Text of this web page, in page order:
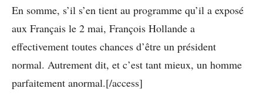
En somme, s’il s’en tient au programme qu’il a exposé
aux Français le 2 mai, François Hollande a
effectivement toutes chances d’être un président
normal. Autrement dit, et c’est tant mieux, un homme
parfaitement anormal.[/access]